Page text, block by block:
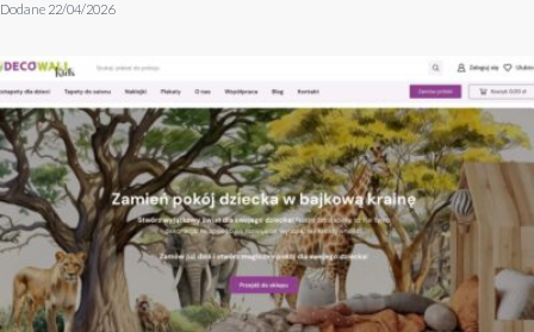
Dodane 22/04/2026